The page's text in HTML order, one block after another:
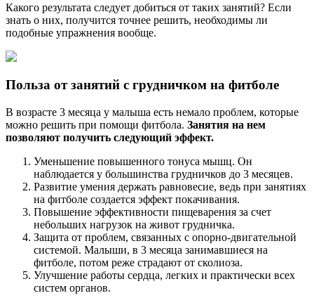
Какого результата следует добиться от таких занятий? Если
знать о них, получится точнее решить, необходимы ли
подобные упражнения вообще.
Польза от занятий с грудничком на фитболе
В возрасте 3 месяца у малыша есть немало проблем, которые
можно решить при помощи фитбола. Занятия на нем
позволяют получить следующий эффект.
Уменьшение повышенного тонуса мышц. Он
наблюдается у большинства грудничков до 3 месяцев.
Развитие умения держать равновесие, ведь при занятиях
на фитболе создается эффект покачивания.
Повышение эффективности пищеварения за счет
небольших нагрузок на живот грудничка.
Защита от проблем, связанных с опорно-двигательной
системой. Малыши, в 3 месяца занимавшиеся на
фитболе, потом реже страдают от сколиоза.
Улучшение работы сердца, легких и практически всех
систем органов.